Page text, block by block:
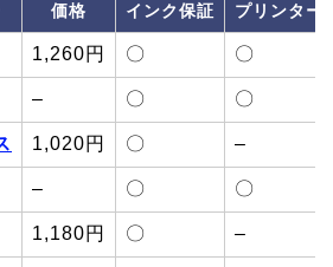
価格 インク保証 プリンター
1,260円 〇 〇
– 〇 〇
1,020円 〇 –
– 〇 〇
1,180円 〇 –